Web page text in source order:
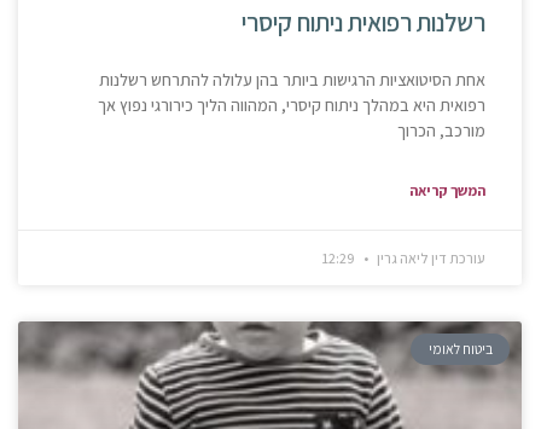
רשלנות רפואית ניתוח קיסרי
אחת הסיטואציות הרגישות ביותר בהן עלולה להתרחש רשלנות
רפואית היא במהלך ניתוח קיסרי, המהווה הליך כירורגי נפוץ אך
מורכב, הכרוך
המשך קריאה
עורכת דין ליאה גרין
ביטוח לאומי